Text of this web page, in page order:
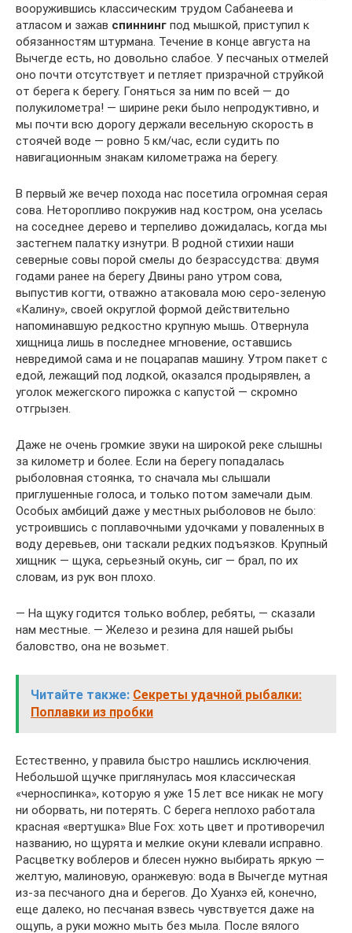
вооружившись классическим трудом Сабанеева и
атласом и зажав спиннинг под мышкой, приступил к
обязанностям штурмана. Течение в конце августа на
Вычегде есть, но довольно слабое. У песчаных отмелей
оно почти отсутствует и петляет призрачной струйкой
от берега к берегу. Гоняться за ним по всей — до
полукилометра! — ширине реки было непродуктивно, и
мы почти всю дорогу держали весельную скорость в
стоячей воде — ровно 5 км/час, если судить по
навигационным знакам километража на берегу.
В первый же вечер похода нас посетила огромная серая
сова. Неторопливо покружив над костром, она уселась
на соседнее дерево и терпеливо дожидалась, когда мы
застегнем палатку изнутри. В родной стихии наши
северные совы порой смелы до безрассудства: двумя
годами ранее на берегу Двины рано утром сова,
выпустив когти, отважно атаковала мою серо-зеленую
«Калину», своей округлой формой действительно
напоминавшую редкостно крупную мышь. Отвернула
хищница лишь в последнее мгновение, оставшись
невредимой сама и не поцарапав машину. Утром пакет с
едой, лежащий под лодкой, оказался продырявлен, а
уголок межегского пирожка с капустой — скромно
отгрызен.
Даже не очень громкие звуки на широкой реке слышны
за километр и более. Если на берегу попадалась
рыболовная стоянка, то сначала мы слышали
приглушенные голоса, и только потом замечали дым.
Особых амбиций даже у местных рыболовов не было:
устроившись с поплавочными удочками у поваленных в
воду деревьев, они таскали редких подъязков. Крупный
хищник — щука, серьезный окунь, сиг — брал, по их
словам, из рук вон плохо.
— На щуку годится только воблер, ребяты, — сказали
нам местные. — Железо и резина для нашей рыбы
баловство, она не возьмет.
Читайте также: Секреты удачной рыбалки:
Поплавки из пробки
Естественно, у правила быстро нашлись исключения.
Небольшой щучке приглянулась моя классическая
«черноспинка», которую я уже 15 лет все никак не могу
ни оборвать, ни потерять. С берега неплохо работала
красная «вертушка» Blue Fox: хоть цвет и противоречил
названию, но щурята и мелкие окуни клевали исправно.
Расцветку воблеров и блесен нужно выбирать яркую —
желтую, малиновую, оранжевую: вода в Вычегде мутная
из-за песчаного дна и берегов. До Хуанхэ ей, конечно,
еще далеко, но песчаная взвесь чувствуется даже на
ощупь, а руки можно мыть без мыла. После вялого